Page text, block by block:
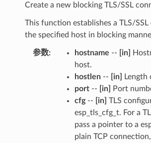
Create a new blocking TLS/SSL
This function establishes a TLS/
the specified host in blocking
参数: hostname -- [in]
host.
hostlen-- [in]
Length
port-- [in]
Port
cfg-- [in] TLS
esp_tls_cfg_t. For a
pass a pointer to a
plain TCP